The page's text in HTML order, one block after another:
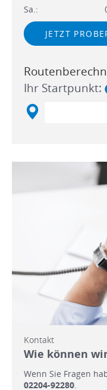
Sa.:
JETZT
Ihr Startpunkt:
Kontakt
Wie können
Wenn Sie Fragen
02204-92280.